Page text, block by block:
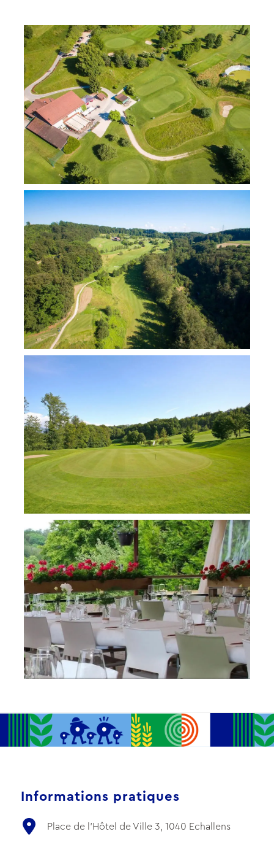
Informations pratiques
Place de l'Hôtel de Ville 3, 1040 Echallens